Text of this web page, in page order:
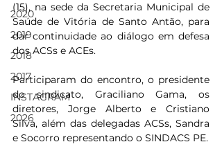
2020
2019
2018
2017
INSTAGRAM
2026
(15), na sede da Secretaria Municipal de
Saúde de Vitória de Santo Antão, para
dar continuidade ao diálogo em defesa
dos ACSs e ACEs.
Participaram do encontro, o presidente
do sindicato, Graciliano Gama, os
diretores, Jorge Alberto e Cristiano
Silva, além das delegadas ACSs, Sandra